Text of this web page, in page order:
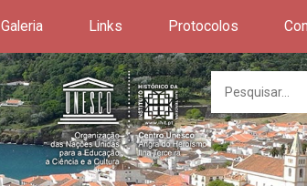
Galeria Links Protocolos